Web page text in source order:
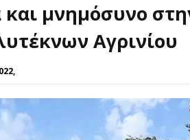
και μνημόσυνο
Αγρινίου